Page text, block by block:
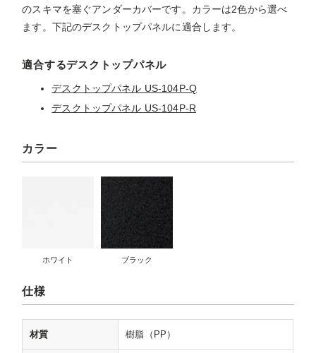
のスキマを塞ぐアンダーカバーです。カラーは2色から選べ
ます。下記のデスクトップパネルに適合します。
適合するデスクトップパネル
デスクトップパネル US-104P-Q
デスクトップパネル US-104P-R
カラー
ホワイト ブラック
仕様
材質 樹脂（PP）